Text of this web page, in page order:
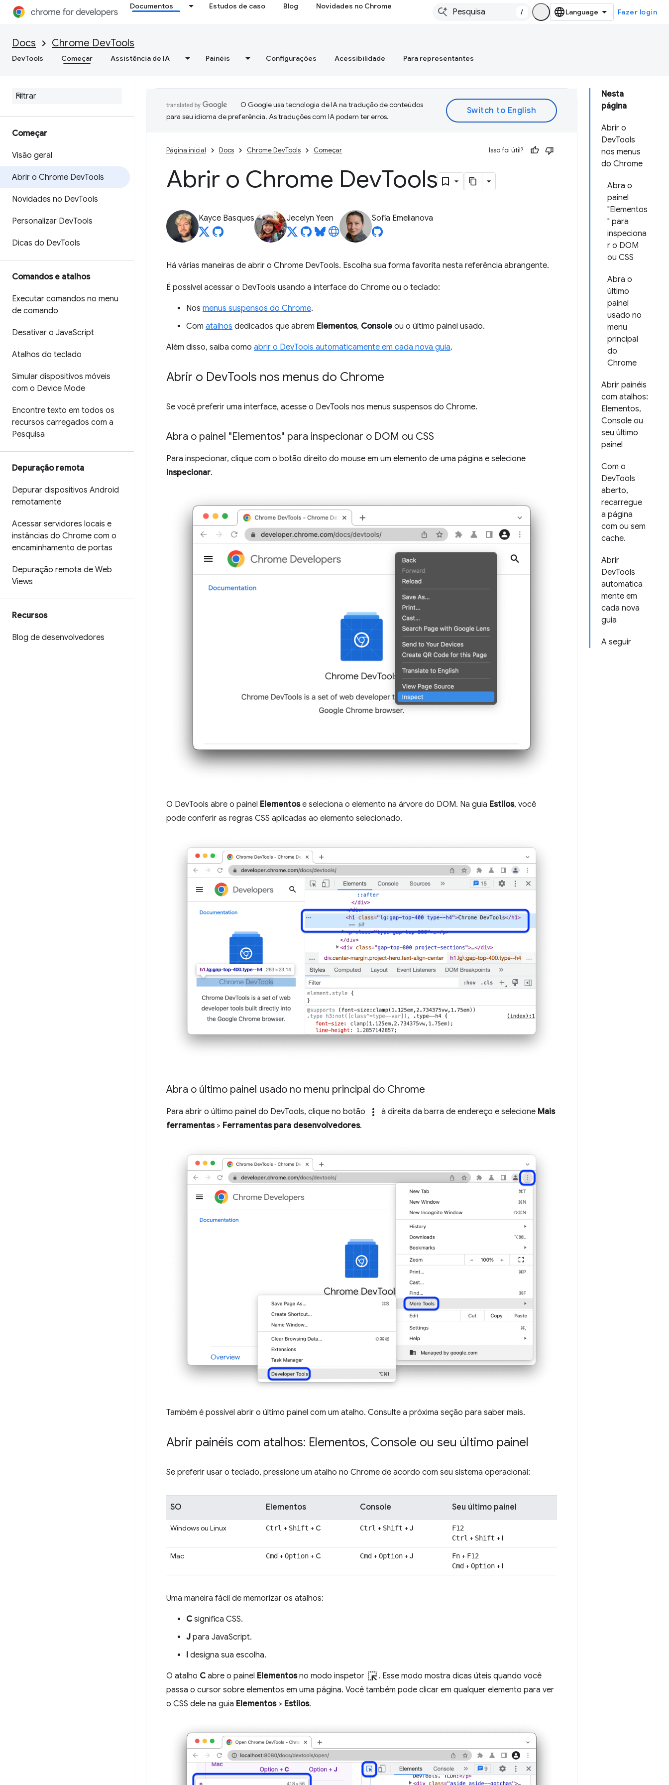
Documentos Estudos de caso Blog Novidades no Chrome
/ Fazer login
Docs Chrome DevTools
DevTools Começar Assistência de IA Painéis Configurações Acessibilidade Para representantes
Começar
Visão geral
Abrir o Chrome DevTools
Novidades no DevTools
Personalizar DevTools
Dicas do DevTools
Comandos e atalhos
Executar comandos no menu
de comando
Desativar o JavaScript
Atalhos do teclado
Simular dispositivos móveis
com o Device Mode
Encontre texto em todos os
recursos carregados com a
Pesquisa
Depuração remota
Depurar dispositivos Android
remotamente
Acessar servidores locais e
instâncias do Chrome com o
encaminhamento de portas
Depuração remota de Web
Views
Recursos
Blog de desenvolvedores
Nesta
página
Abrir o
DevTools
nos menus
do Chrome
Abra o
painel
"Elementos
" para
inspeciona
r o DOM
ou CSS
Abra o
último
painel
usado no
menu
principal
do
Chrome
Abrir painéis
com atalhos:
Elementos,
Console ou
seu último
painel
Com o
DevTools
aberto,
recarregue
a página
com ou sem
cache.
Abrir
DevTools
automatica
mente em
cada nova
guia
A seguir
O Google usa tecnologia de IA na tradução de conteúdos
para seu idioma de preferência. As traduções com IA podem ter erros.
Página inicial Docs Chrome DevTools Começar Isso foi útil?
Abrir o Chrome DevTools
Kayce Basques Jecelyn Yeen Sofia Emelianova
Há várias maneiras de abrir o Chrome DevTools. Escolha sua forma favorita nesta referência abrangente.
É possível acessar o DevTools usando a interface do Chrome ou o teclado:
Nos menus suspensos do Chrome.
Com atalhos dedicados que abrem Elementos, Console ou o último painel usado.
Além disso, saiba como abrir o DevTools automaticamente em cada nova guia.
Abrir o DevTools nos menus do Chrome
Se você preferir uma interface, acesse o DevTools nos menus suspensos do Chrome.
Abra o painel "Elementos" para inspecionar o DOM ou CSS
Para inspecionar, clique com o botão direito do mouse em um elemento de uma página e selecione
Inspecionar.
O DevTools abre o painel Elementose seleciona o elemento na árvore do DOM. Na guia Estilos, você
pode conferir as regras CSS aplicadas ao elemento selecionado.
Abra o último painel usado no menu principal do Chrome
Para abrir o último painel do DevTools, clique no botão more_vert à direita da barra de endereço e selecione Mais
ferramentas> Ferramentas para desenvolvedores.
Também é possível abrir o último painel com um atalho. Consulte a próxima seção para saber mais.
Abrir painéis com atalhos: Elementos, Console ou seu último painel
Se preferir usar o teclado, pressione um atalho no Chrome de acordo com seu sistema operacional:
SO Elementos Console Seu último painel
Windows ou Linux Ctrl + Shift + C Ctrl + Shift +J
F12
Ctrl + Shift + I
Mac
Cmd +Option + C Cmd +Option +J Fn + F12
Cmd +Option + I
Uma maneira fácil de memorizar os atalhos:
C significa CSS.
J para JavaScript.
I designa sua escolha.
O atalho C abre o painel Elementosno modo inspetor ink_selection . Esse modo mostra dicas úteis quando você
passa o cursor sobre elementos em uma página. Você também pode clicar em qualquer elemento para ver
o CSS dele na guia Elementos> Estilos.